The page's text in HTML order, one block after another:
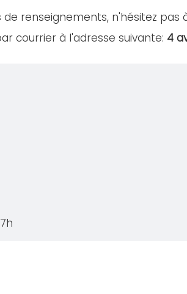
renseignements, n'hésitez pas
courrier à l'adresse suivante: 4